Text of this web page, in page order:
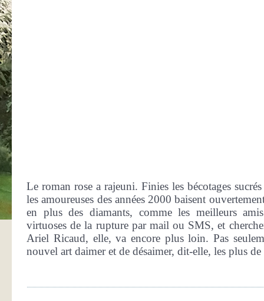
Le roman rose a rajeuni. Finies les bécotages
les amoureuses des années 2000 baisent
en plus des diamants, comme les meilleurs
virtuoses de la rupture par mail ou SMS, et
Ariel Ricaud, elle, va encore plus loin. Pas
nouvel art daimer et de désaimer, dit-elle, les plus